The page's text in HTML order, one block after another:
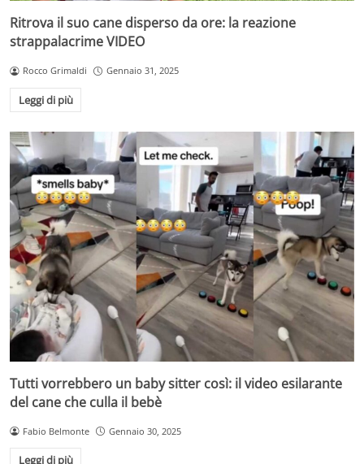
Ritrova il suo cane disperso da ore: la reazione
strappalacrime VIDEO
Rocco Grimaldi Gennaio 31, 2025
Leggi di più
Tutti vorrebbero un baby sitter così: il video esilarante
del cane che culla il bebè
Fabio Belmonte Gennaio 30, 2025
Leggi di più